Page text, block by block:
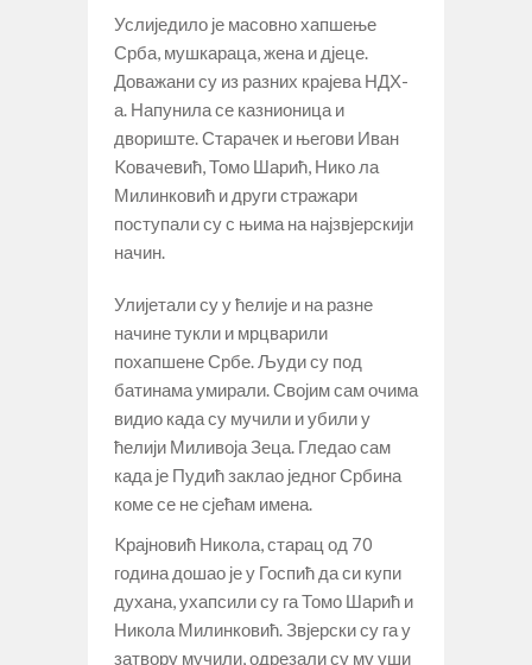
Услиједило је масовно хапшење
Срба, мушкараца, жена и дјеце.
Доважани су из разних крајева НДХ-
а. Напунила се казнионица и
двориште. Старачек и његови Иван
Kовачевић, Томо Шарић, Нико ла
Милинковић и други стражари
поступали су с њима на најзвјерскији
начин.
Улијетали су у ћелије и на разне
начине тукли и мрцварили
похапшене Србе. Људи су под
батинама умирали. Својим сам очима
видио када су мучили и убили у
ћелији Миливоја Зеца. Гледао сам
када је Пудић заклао једног Србина
коме се не сјећам имена.
Kрајновић Никола, старац од 70
година дошао је у Госпић да си купи
духана, ухапсили су га Томо Шарић и
Никола Милинковић. Звјерски су га у
затвору мучили, одрезали су му уши